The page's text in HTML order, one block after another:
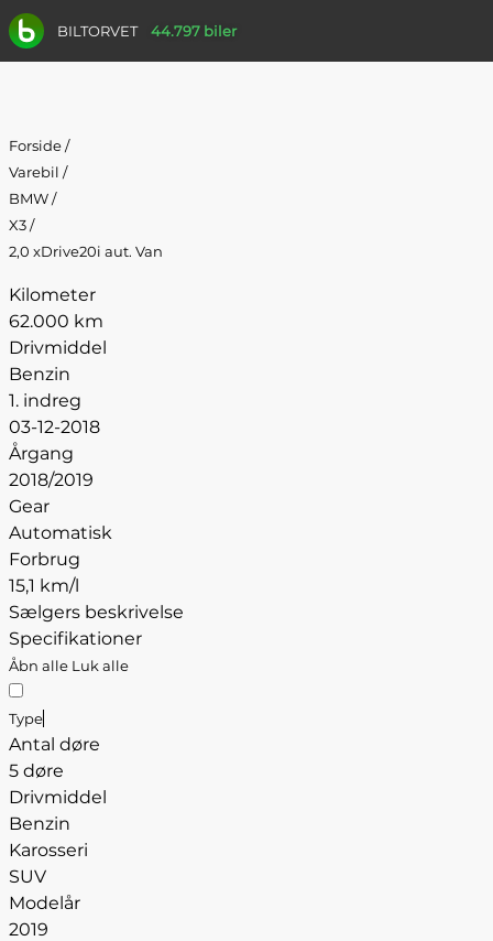
BILTORVET 44.797 biler
Forside/
Varebil /
BMW/
X3/
2,0 xDrive20i aut. Van
Kilometer
62.000 km
Drivmiddel
Benzin
1. indreg
03-12-2018
Årgang
2018/2019
Gear
Automatisk
Forbrug
15,1 km/l
Sælgers beskrivelse
Specifikationer
Åbn alle Luk alle
Type
Antal døre
5 døre
Drivmiddel
Benzin
Karosseri
SUV
Modelår
2019